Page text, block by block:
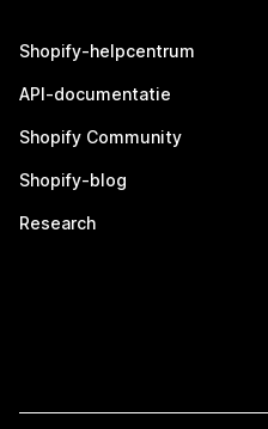
Shopify-helpcentrum
API-documentatie
Shopify Community
Shopify-blog
Research